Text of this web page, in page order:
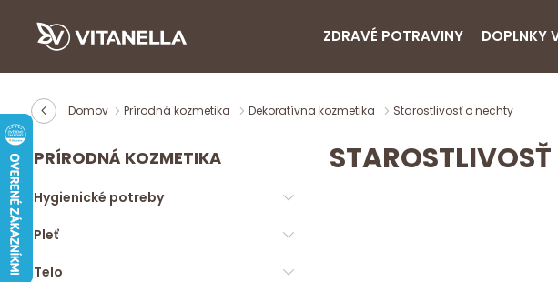
ZDRAVÉ POTRAVINY DOPLNKY
Domov Prírodná kozmetika Dekoratívna kozmetika Starostlivosť o nechty
PRÍRODNÁ KOZMETIKA
Hygienické potreby
Pleť
Telo